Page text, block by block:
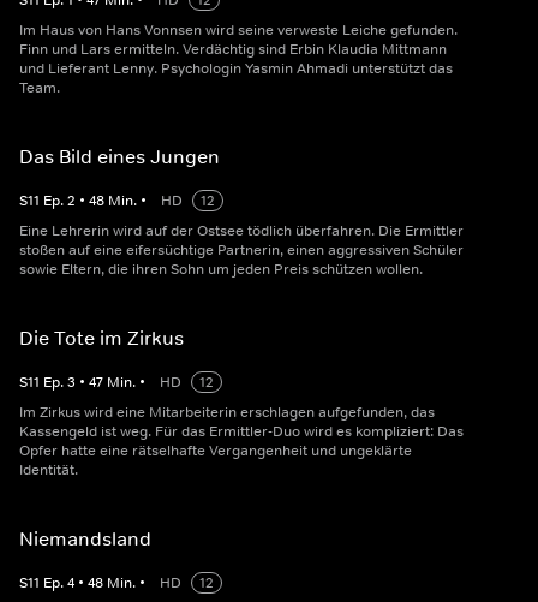
Im Haus von Hans Vonnsen wird seine verweste Leiche gefunden.
Finn und Lars ermitteln. Verdächtig sind Erbin Klaudia Mittmann
und Lieferant Lenny. Psychologin Yasmin Ahmadi unterstützt das
Team.
Das Bild eines Jungen
S11 Ep.2 • 48 Min. • HD
12
Eine Lehrerin wird auf der Ostsee tödlich überfahren. Die Ermittler
stoßen auf eine eifersüchtige Partnerin, einen aggressiven Schüler
sowie Eltern, die ihren Sohn um jeden Preis schützen wollen.
Die Tote im Zirkus
S11 Ep.3 • 47 Min. • HD
12
Im Zirkus wird eine Mitarbeiterin erschlagen aufgefunden, das
Kassengeld ist weg. Für das Ermittler-Duo wird es kompliziert: Das
Opfer hatte eine rätselhafte Vergangenheit und ungeklärte
Identität.
Niemandsland
S11 Ep.4 • 48 Min. • HD
12